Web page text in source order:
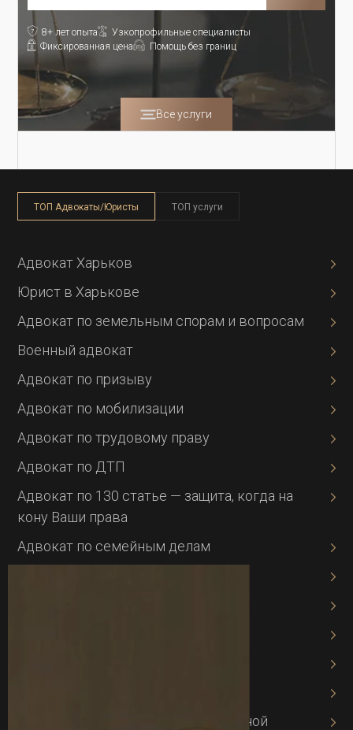
8+ лет опыта
Узкопрофильные специалисты
Фиксированная цена
Помощь без границ
Все услуги
ТОП Адвокаты/Юристы ТОП услуги
Адвокат Харьков
Юрист в Харькове
Адвокат по земельным спорам и вопросам
Военный адвокат
Адвокат по призыву
Адвокат по мобилизации
Адвокат по трудовому праву
Адвокат по ДТП
Адвокат по 130 статье — защита, когда на
кону Ваши права
Адвокат по семейным делам
Адвокат по защите интеллектуальной